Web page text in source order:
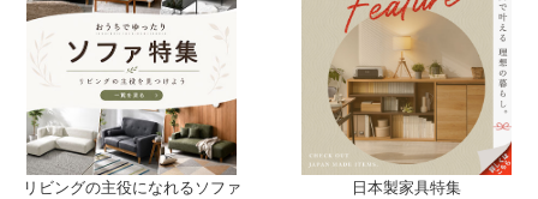
リビングの主役になれるソファ 日本製家具特集